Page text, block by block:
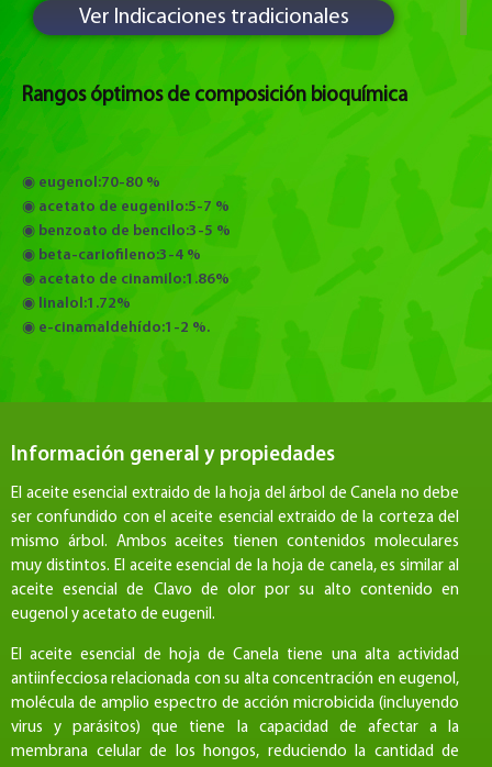
Ver Indicaciones tradicionales
Rangos óptimos de composición bioquímica
◉ eugenol:70-80 %
◉ acetato de eugenilo:5-7 %
◉ benzoato de bencilo:3-5 %
◉ beta-cariofileno:3-4 %
◉ acetato de cinamilo:1.86%
◉ linalol:1.72%
◉ e-cinamaldehído:1-2 %.
Información general y propiedades
El aceite esencial extraido de la hoja del árbol de Canela no debe
ser confundido con el aceite esencial extraido de la corteza del
mismo árbol. Ambos aceites tienen contenidos moleculares
muy distintos. El aceite esencial de la hoja de canela, es similar al
aceite esencial de Clavo de olor por su alto contenido en
eugenol y acetato de eugenil.
El aceite esencial de hoja de Canela tiene una alta actividad
antiinfecciosa relacionada con su alta concentración en eugenol,
molécula de amplio espectro de acción microbicida (incluyendo
virus y parásitos) que tiene la capacidad de afectar a la
membrana celular de los hongos, reduciendo la cantidad de